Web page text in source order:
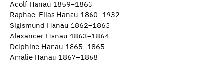
Adolf Hanau 1859–1863
Raphael Elias Hanau 1860–1932
Sigismund Hanau 1862–1863
Alexander Hanau 1863–1864
Delphine Hanau 1865–1865
Amalie Hanau 1867–1868